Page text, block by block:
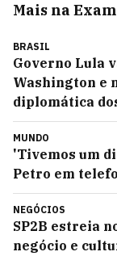
Mais na
BRASIL
Governo Lula
Washington e
diplomática
MUNDO
'Tivemos um
Petro em
NEGÓCIOS
SP2B estreia
negócio e